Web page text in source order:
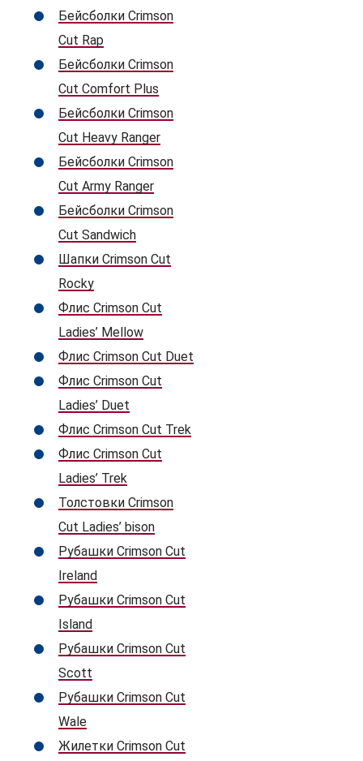
Бейсболки Crimson
Cut Rap
Бейсболки Crimson
Cut Comfort Plus
Бейсболки Crimson
Cut Heavy Ranger
Бейсболки Crimson
Cut Army Ranger
Бейсболки Crimson
Cut Sandwich
Шапки Crimson Cut
Rocky
Флис Crimson Cut
Ladies’ Mellow
Флис Crimson Cut Duet
Флис Crimson Cut
Ladies’ Duet
Флис Crimson Cut Trek
Флис Crimson Cut
Ladies’ Trek
Толстовки Crimson
Cut Ladies’ bison
Рубашки Crimson Cut
Ireland
Рубашки Crimson Cut
Island
Рубашки Crimson Cut
Scott
Рубашки Crimson Cut
Wale
Жилетки Crimson Cut